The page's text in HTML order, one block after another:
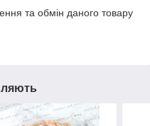
та обмін даного товару